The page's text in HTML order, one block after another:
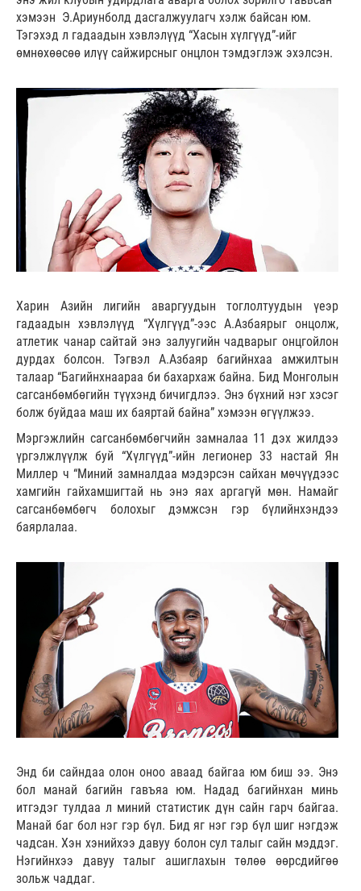
хэмээн Э.Ариунболд дасгалжуулагч хэлж байсан юм.
Тэгэхэд л гадаадын хэвлэлүүд “Хасын хүлгүүд”-ийг
өмнөхөөсөө илүү сайжирсныг онцлон тэмдэглэж эхэлсэн.
Харин Азийн лигийн аваргуудын тоглолтуудын үеэр
гадаадын хэвлэлүүд “Хүлгүүд”-ээс А.Азбаярыг онцолж,
атлетик чанар сайтай энэ залуугийн чадварыг онцгойлон
дурдах болсон. Тэгвэл А.Азбаяр багийнхаа амжилтын
талаар “Багийнхнаараа би бахархаж байна. Бид Монголын
сагсанбөмбөгийн түүхэнд бичигдлээ. Энэ бүхний нэг хэсэг
болж буйдаа маш их баяртай байна” хэмээн өгүүлжээ.
Мэргэжлийн сагсанбөмбөгчийн замналаа 11 дэх жилдээ
үргэлжлүүлж буй “Хүлгүүд”-ийн легионер 33 настай Ян
Миллер ч “Миний замналдаа мэдэрсэн сайхан мөчүүдээс
хамгийн гайхамшигтай нь энэ яах аргагүй мөн. Намайг
сагсанбөмбөгч болохыг дэмжсэн гэр бүлийнхэндээ
баярлалаа.
Энд би сайндаа олон оноо аваад байгаа юм биш ээ. Энэ
бол манай багийн гавъяа юм. Надад багийнхан минь
итгэдэг тулдаа л миний статистик дүн сайн гарч байгаа.
Манай баг бол нэг гэр бүл. Бид яг нэг гэр бүл шиг нэгдэж
чадсан. Хэн хэнийхээ давуу болон сул талыг сайн мэддэг.
Нэгийнхээ давуу талыг ашиглахын төлөө өөрсдийгөө
зольж чаддаг.